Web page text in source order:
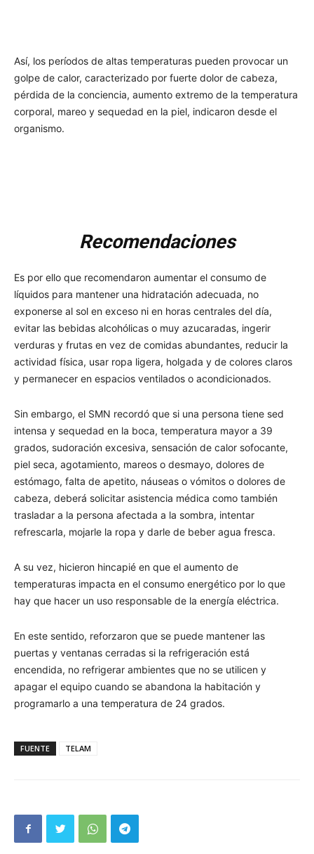
Así, los períodos de altas temperaturas pueden provocar un
golpe de calor, caracterizado por fuerte dolor de cabeza,
pérdida de la conciencia, aumento extremo de la temperatura
corporal, mareo y sequedad en la piel, indicaron desde el
organismo.
Recomendaciones
Es por ello que recomendaron aumentar el consumo de
líquidos para mantener una hidratación adecuada, no
exponerse al sol en exceso ni en horas centrales del día,
evitar las bebidas alcohólicas o muy azucaradas, ingerir
verduras y frutas en vez de comidas abundantes, reducir la
actividad física, usar ropa ligera, holgada y de colores claros
y permanecer en espacios ventilados o acondicionados.
Sin embargo, el SMN recordó que si una persona tiene sed
intensa y sequedad en la boca, temperatura mayor a 39
grados, sudoración excesiva, sensación de calor sofocante,
piel seca, agotamiento, mareos o desmayo, dolores de
estómago, falta de apetito, náuseas o vómitos o dolores de
cabeza, deberá solicitar asistencia médica como también
trasladar a la persona afectada a la sombra, intentar
refrescarla, mojarle la ropa y darle de beber agua fresca.
A su vez, hicieron hincapié en que el aumento de
temperaturas impacta en el consumo energético por lo que
hay que hacer un uso responsable de la energía eléctrica.
En este sentido, reforzaron que se puede mantener las
puertas y ventanas cerradas si la refrigeración está
encendida, no refrigerar ambientes que no se utilicen y
apagar el equipo cuando se abandona la habitación y
programarlo a una temperatura de 24 grados.
FUENTE TELAM